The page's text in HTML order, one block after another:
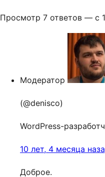
Просмотр 7 ответов — с
Модератор
(@denisco)
WordPress-
10 лет, 4 месяца
Доброе.